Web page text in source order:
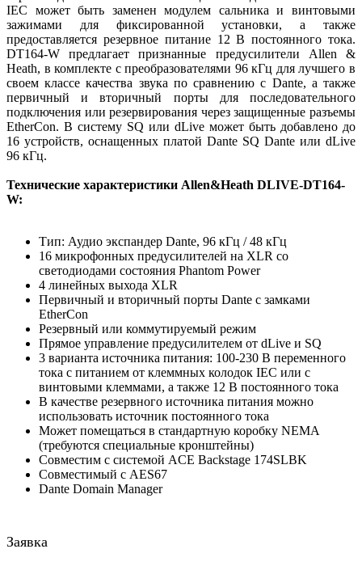
IEC может быть заменен модулем сальника и винтовыми
зажимами для фиксированной установки, а также
предоставляется резервное питание 12 В постоянного тока.
DT164-W предлагает признанные предусилители Allen &
Heath, в комплекте с преобразователями 96 кГц для лучшего в
своем классе качества звука по сравнению с Dante, а также
первичный и вторичный порты для последовательного
подключения или резервирования через защищенные разъемы
EtherCon. В систему SQ или dLive может быть добавлено до
16 устройств, оснащенных платой Dante SQ Dante или dLive
96 кГц.
Технические характеристики Allen&Heath DLIVE-DT164-
W:
Тип: Аудио экспандер Dante, 96 кГц / 48 кГц
16 микрофонных предусилителей на XLR со
светодиодами состояния Phantom Power
4 линейных выхода XLR
Первичный и вторичный порты Dante с замками
EtherCon
Резервный или коммутируемый режим
Прямое управление предусилителем от dLive и SQ
3 варианта источника питания: 100-230 В переменного
тока с питанием от клеммных колодок IEC или с
винтовыми клеммами, а также 12 В постоянного тока
В качестве резервного источника питания можно
использовать источник постоянного тока
Может помещаться в стандартную коробку NEMA
(требуются специальные кронштейны)
Совместим с системой ACE Backstage 174SLBK
Совместимый с AES67
Dante Domain Manager
Заявка